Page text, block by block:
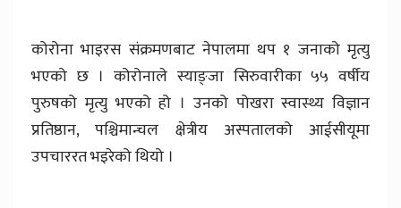
कोरोना भाइरस संक्रमणबाट नेपालमा थप १ जनाको मृत्यु
भएको छ । कोरोनाले स्याङ्जा सिरुवारीका ५५ वर्षीय
पुरुषको मृत्यु भएको हो । उनको पोखरा स्वास्थ्य विज्ञान
प्रतिष्ठान, पश्चिमान्चल क्षेत्रीय अस्पतालको आईसीयूमा
उपचाररत भइरेको थियो ।